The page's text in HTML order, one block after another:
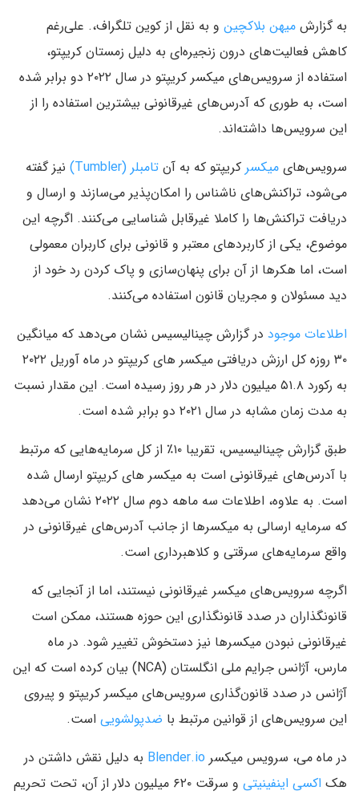
به گزارش میهن بلاکچین و به نقل از کوین تلگراف،. علی‌رغم
کاهش فعالیت‌های درون زنجیره‌ای به دلیل زمستان کریپتو،
استفاده از سرویس‌های میکسر کریپتو در سال ۲۰۲۲ دو برابر شده
است، به طوری که آدرس‌های غیرقانونی بیشترین استفاده را از
این سرویس‌ها داشته‌اند.
سرویس‌های میکسر کریپتو که به آن تامبلر (Tumbler)
نیز گفته
می‌شود، تراکنش‌های ناشناس را امکان‌پذیر می‌سازند و ارسال و
دریافت تراکنش‌ها را کاملا غیرقابل شناسایی می‌کنند. اگرچه این
موضوع، یکی از کاربردهای معتبر و قانونی برای کاربران معمولی
است، اما هکرها از آن برای پنهان‌سازی و پاک کردن رد خود از
دید مسئولان و مجریان قانون استفاده می‌کنند.
اطلاعات موجود در گزارش چینالیسیس نشان می‌دهد که میانگین
۳۰ روزه کل ارزش دریافتی میکسر های کریپتو در ماه آوریل ۲۰۲۲
به رکورد ۵۱.۸ میلیون دلار در هر روز رسیده است. این مقدار نسبت
به مدت زمان مشابه در سال ۲۰۲۱ دو برابر شده است.
طبق گزارش چینالیسیس، تقریبا ۱۰٪ از کل سرمایه‌هایی که مرتبط
با آدرس‌های غیرقانونی است به میکسر های کریپتو ارسال شده
است. به علاوه، اطلاعات سه ماهه دوم سال ۲۰۲۲ نشان می‌دهد
که سرمایه ارسالی به میکسرها از جانب آدرس‌های غیرقانونی در
واقع سرمایه‌های سرقتی و کلاهبرداری است.
اگرچه سرویس‌های میکسر غیرقانونی نیستند، اما از آنجایی که
قانونگذاران در صدد قانونگذاری این حوزه هستند، ممکن است
غیرقانونی نبودن میکسرها نیز دستخوش تغییر شود. در ماه
مارس، آژانس جرایم ملی انگلستان (NCA) بیان کرده است که این
آژانس در صدد قانون‌گذاری سرویس‌های میکسر کریپتو و پیروی
این سرویس‌های از قوانین مرتبط با ضدپولشویی است.
در ماه می، سرویس میکسر Blender.io به دلیل نقش داشتن در
هک اکسی اینفینیتی
و سرقت ۶۲۰ میلیون دلار از آن، تحت تحریم